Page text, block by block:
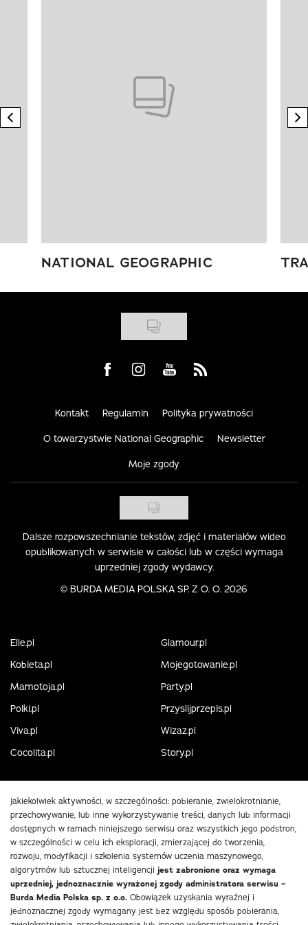
previous element
NATIONAL GEOGRAPHIC
Visit us on Facebook
Visit us on Instagram
Visit us on Youtube
Visit us on Rss
Kontakt Regulamin Polityka prywatności
O towarzystwie National Geographic Newsletter
Moje zgody
Dalsze rozpowszechnianie tekstów, zdjęć i materiałów wideo
opublikowanych w serwisie w całości lub w części wymaga
uprzedniej zgody wydawcy.
© BURDA MEDIA POLSKA SP. Z O. O. 2026
Elle.pl
Glamour.pl
Kobieta.pl
Mojegotowanie.pl
Mamotoja.pl
Party.pl
Polki.pl
Przyslijprzepis.pl
Viva.pl
Wizaz.pl
Cocolita.pl
Story.pl
Jakiekolwiek aktywności, w szczególności: pobieranie, zwielokrotnianie,
przechowywanie, lub inne wykorzystywanie treści, danych lub informacji
dostępnych w ramach niniejszego serwisu oraz wszystkich jego podstron,
w szczególności w celu ich eksploracji, zmierzającej do tworzenia,
rozwoju, modyfikacji i szkolenia systemów uczenia maszynowego,
algorytmów lub sztucznej inteligencji jest zabronione oraz wymaga
uprzedniej, jednoznacznie wyrażonej zgody administratora serwisu –
Burda Media Polska sp. z o.o. Obowiązek uzyskania wyraźnej i
jednoznacznej zgody wymagany jest bez względu sposób pobierania,